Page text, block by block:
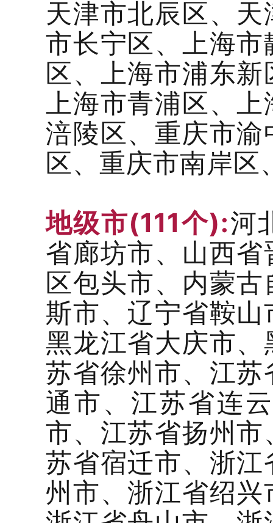
天津市北辰区、
市长宁区、上海
区、上海市浦东
上海市青浦区、
涪陵区、重庆市
区、重庆市南岸区
地级市(111个):河
省廊坊市、山西
区包头市、内蒙
斯市、辽宁省鞍
黑龙江省大庆市
苏省徐州市、江
通市、江苏省连
市、江苏省扬州
苏省宿迁市、浙
州市、浙江省绍